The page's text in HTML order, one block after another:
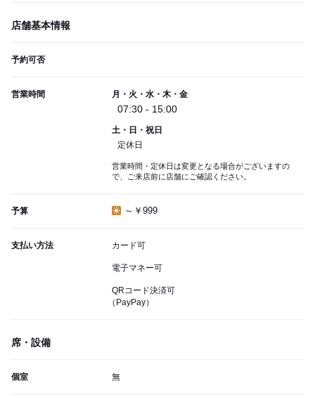
店舗基本情報
予約可否
営業時間 月・火・水・木・金
07:30 - 15:00
土・日・祝日
定休日
営業時間・定休日は変更となる場合がございますの
で、ご来店前に店舗にご確認ください。
予算 ～￥999
支払い方法 カード可
電子マネー可
QRコード決済可
（PayPay）
席・設備
個室 無